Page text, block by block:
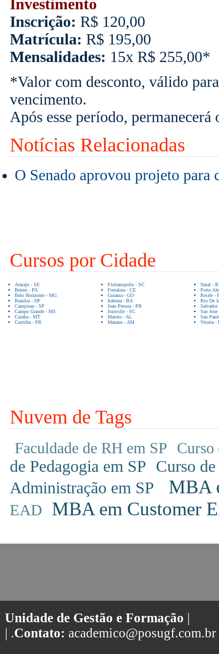
Investimento
Inscrição: R$ 120,00
Matrícula: R$ 195,00
Mensalidades: 15x R$ 255,00*
*Valor com desconto, válido
vencimento.
Após esse período,
Notícias Relacionadas
O Senado aprovou projeto
Cursos por Cidade
Aracaju - SE
Belem - PA
Belo Horizonte - MG
Brasilia - DF
Campinas - SP
Campo Grande - MS
Cuiaba - MT
Curitiba - PR
Florianopolis - SC
Fortaleza - CE
Goiania - GO
Itabuna - BA
Joao Pessoa - PB
Joinville - SC
Maceio - AL
Manaus - AM
Natal -
Porto
Recife -
Rio De
Sao
Sao
Vitoria -
Nuvem de Tags
Faculdade de RH em SP Curso
de Pedagogia em SP Curso
Administração em SP
MBA
EAD MBA em Customer
Unidade de Gestão e Formação |
| .Contato: academico@posugf.com.br